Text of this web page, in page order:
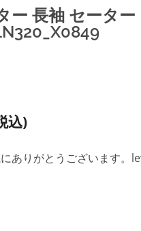
ー 長袖 セータ
込)
ありがとうございます。